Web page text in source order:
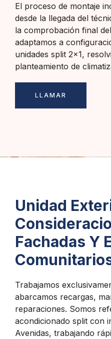
El proceso de montaje
desde la llegada del
la comprobación final
adaptamos a
unidades split 2×1,
planteamiento de
LLAMAR
Unidad
Fachadas Y
Trabajamos
abarcamos recargas,
reparaciones. Somos
acondicionado split con
Avenidas, trabajando